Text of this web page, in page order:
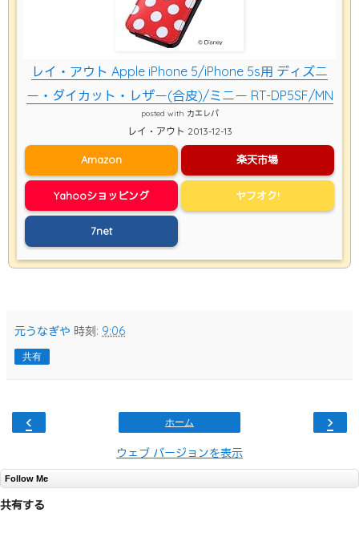
レイ・アウト Apple iPhone 5/iPhone 5s用 ディズニ
ー・ダイカット・レザー(合皮)/ミニー RT-DP5SF/MN
posted with カエレバ
レイ・アウト 2013-12-13
Amazon 楽天市場
Yahooショッピング ヤフオク!
7net
元うなぎや 時刻: 9:06
共有
‹ ›
ホーム
ウェブ バージョンを表示
Follow Me
共有する